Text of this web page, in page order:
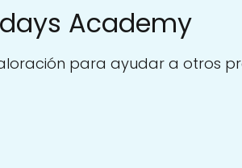
Academy
para ayudar a otros